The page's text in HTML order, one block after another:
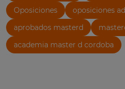
Oposiciones
oposiciones
aprobados masterd
academia master d cordoba